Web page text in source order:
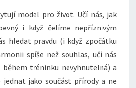
model pro život. Učí nás, jak
i když čelíme nepříznivým
hledat pravdu (i když zpočátku
spíše než souhlas, učí nás
tréninku nevyhnutelná) a
jednat jako součást přírody a ne